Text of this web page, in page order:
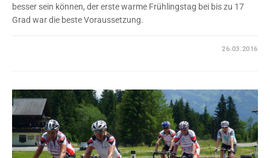
besser sein können, der erste warme Frühlingstag bei bis zu 17
Grad war die beste Voraussetzung.
26.03.2016